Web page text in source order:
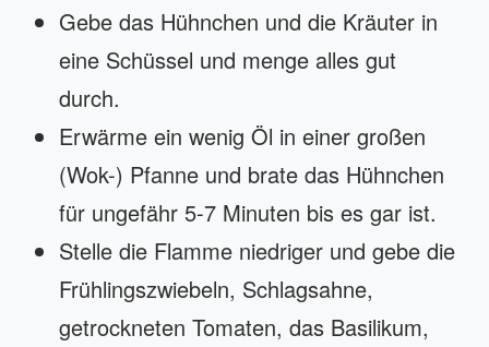
Gebe das Hühnchen und die Kräuter in
eine Schüssel und menge alles gut
durch.
Erwärme ein wenig Öl in einer großen
(Wok-) Pfanne und brate das Hühnchen
für ungefähr 5-7 Minuten bis es gar ist.
Stelle die Flamme niedriger und gebe die
Frühlingszwiebeln, Schlagsahne,
getrockneten Tomaten, das Basilikum,